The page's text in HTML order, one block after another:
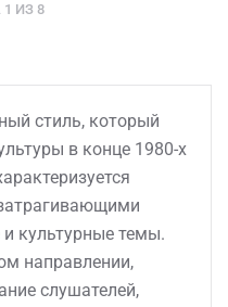
ИЗ 8
стиль, который
в конце 1980-х
культурные темы.
направлении,
слушателей,